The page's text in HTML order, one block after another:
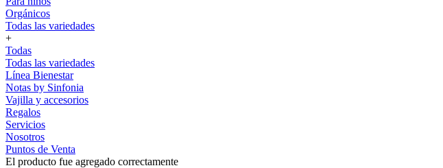
Orgánicos
Todas las variedades
+
Todas
Todas las variedades
Línea Bienestar
Notas by Sinfonia
Vajilla y accesorios
Regalos
Servicios
Nosotros
Puntos de Venta
El producto fue agregado correctamente